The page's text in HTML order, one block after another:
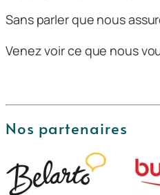
Sans parler que nous
Venez voir ce que nous
Nos partenaires